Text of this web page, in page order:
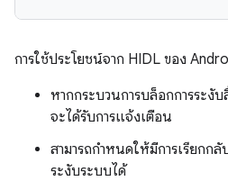
การใช้ประโยชน์จาก HIDL ของ
หากกระบวนการบล็อกการระงั
จะได้รับการแจ้งเตือน
สามารถกำหนดให้มีการเรียกก
ระงับระบบได้